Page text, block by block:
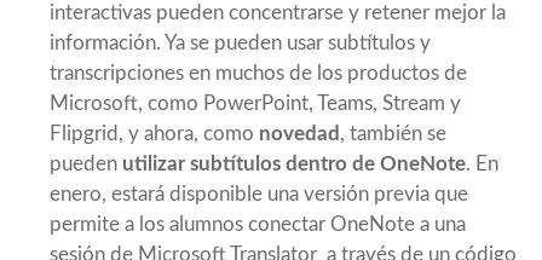
interactivas pueden concentrarse y retener mejor la
información. Ya se pueden usar subtítulos y
transcripciones en muchos de los productos de
Microsoft, como PowerPoint, Teams, Stream y
Flipgrid, y ahora, como novedad , también se
pueden utilizar subtítulos dentro de OneNote. En
enero, estará disponible una versión previa que
permite a los alumnos conectar OneNote a una
sesión de Microsoft Translator a través de un código